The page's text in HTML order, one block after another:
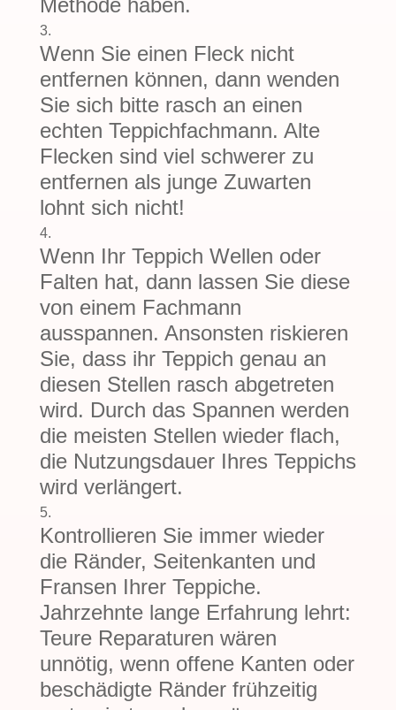
Wenn Sie einen Fleck nicht
entfernen können, dann wenden
Sie sich bitte rasch an einen
echten Teppichfachmann. Alte
Flecken sind viel schwerer zu
entfernen als junge Zuwarten
lohnt sich nicht!
Wenn Ihr Teppich Wellen oder
Falten hat, dann lassen Sie diese
von einem Fachmann
ausspannen. Ansonsten riskieren
Sie, dass ihr Teppich genau an
diesen Stellen rasch abgetreten
wird. Durch das Spannen werden
die meisten Stellen wieder flach,
die Nutzungsdauer Ihres Teppichs
wird verlängert.
Kontrollieren Sie immer wieder
die Ränder, Seitenkanten und
Fransen Ihrer Teppiche.
Jahrzehnte lange Erfahrung lehrt:
Teure Reparaturen wären
unnötig, wenn offene Kanten oder
beschädigte Ränder frühzeitig